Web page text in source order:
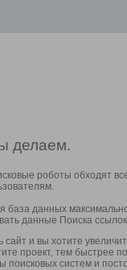
делаем.
роботы обходят
база данных
данные Поиска
сайт и вы хотите
проект, тем быстрее
поисковых систем и